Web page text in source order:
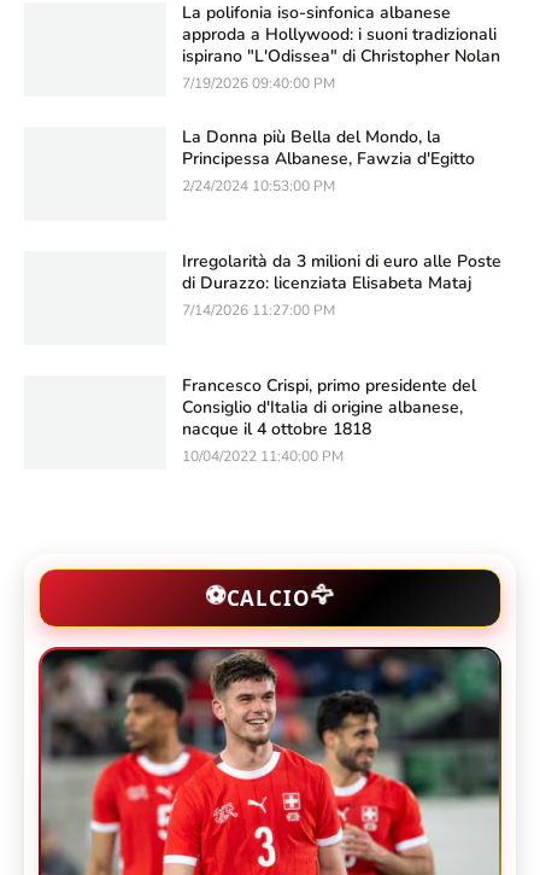
La polifonia iso-sinfonica albanese
approda a Hollywood: i suoni tradizionali
ispirano "L'Odissea" di Christopher Nolan
7/19/2026 09:40:00 PM
La Donna più Bella del Mondo, la
Principessa Albanese, Fawzia d'Egitto
2/24/2024 10:53:00 PM
Irregolarità da 3 milioni di euro alle Poste
di Durazzo: licenziata Elisabeta Mataj
7/14/2026 11:27:00 PM
Francesco Crispi, primo presidente del
Consiglio d'Italia di origine albanese,
nacque il 4 ottobre 1818
10/04/2022 11:40:00 PM
⚽CALCIO🦅